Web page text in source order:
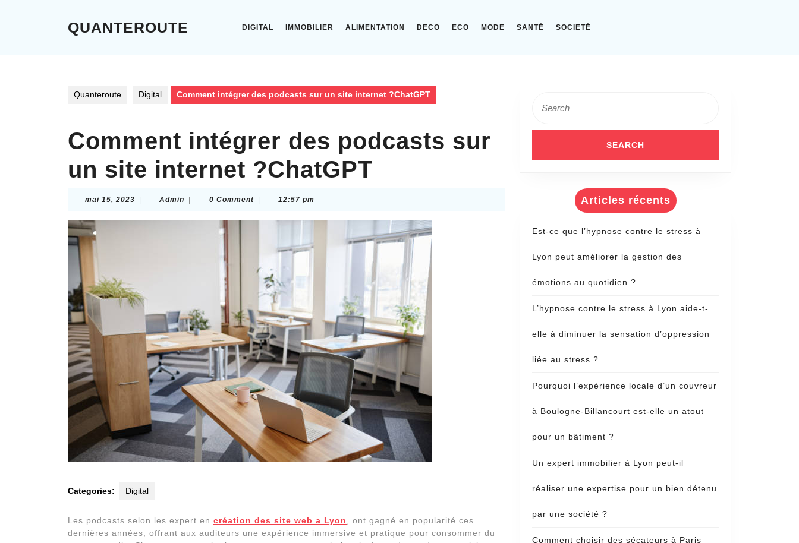
QUANTEROUTE DIGITAL IMMOBILIER ALIMENTATION DECO ECO MODE SANTÉ SOCIETÉ
Quanteroute Digital Comment intégrer des podcasts sur un site internet ?ChatGPT
Comment intégrer des podcasts sur
un site internet ?ChatGPT
mai 15, 2023 mai
2023
Admin Admin 0 Comment 12:57 pm
Categories: Digital
Les podcasts selon les expert en création des site web a Lyon
, ont gagné en popularité ces
dernières années, offrant aux auditeurs une expérience immersive et pratique pour consommer du
for:
Articles récents
Est-ce que l’hypnose contre le stress à
Lyon peut améliorer la gestion des
émotions au quotidien ?
L’hypnose contre le stress à Lyon aide-t-
elle à diminuer la sensation d’oppression
liée au stress ?
Pourquoi l’expérience locale d’un couvreur
à Boulogne-Billancourt est-elle un atout
pour un bâtiment ?
Un expert immobilier à Lyon peut-il
réaliser une expertise pour un bien détenu
par une société ?
Comment choisir des sécateurs à Paris